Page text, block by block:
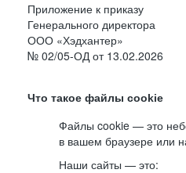
Приложение к приказу
Генерального директора
ООО «Хэдхантер»
№ 02/05-ОД от 13.02.2026
Что такое файлы cookie
Файлы cookie — это
в вашем браузере или
Наши сайты — это: